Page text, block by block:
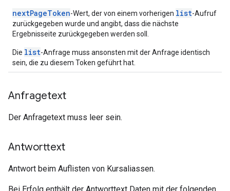
nextPageToken-Wert, der von einem vorherigen list-Aufruf
zurückgegeben wurde und angibt, dass die nächste
Ergebnisseite zurückgegeben werden soll.
Die list-Anfrage muss ansonsten mit der Anfrage identisch
sein, die zu diesem Token geführt hat.
Anfragetext
Der Anfragetext muss leer sein.
Antworttext
Antwort beim Auflisten von Kursaliassen.